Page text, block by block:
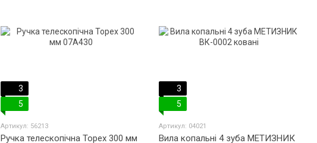
3
5
Артикул: 56213
Ручка телескопічна Topex 300 мм
3
5
Артикул: 04021
Вила копальні 4 зуба МЕТИЗНИК